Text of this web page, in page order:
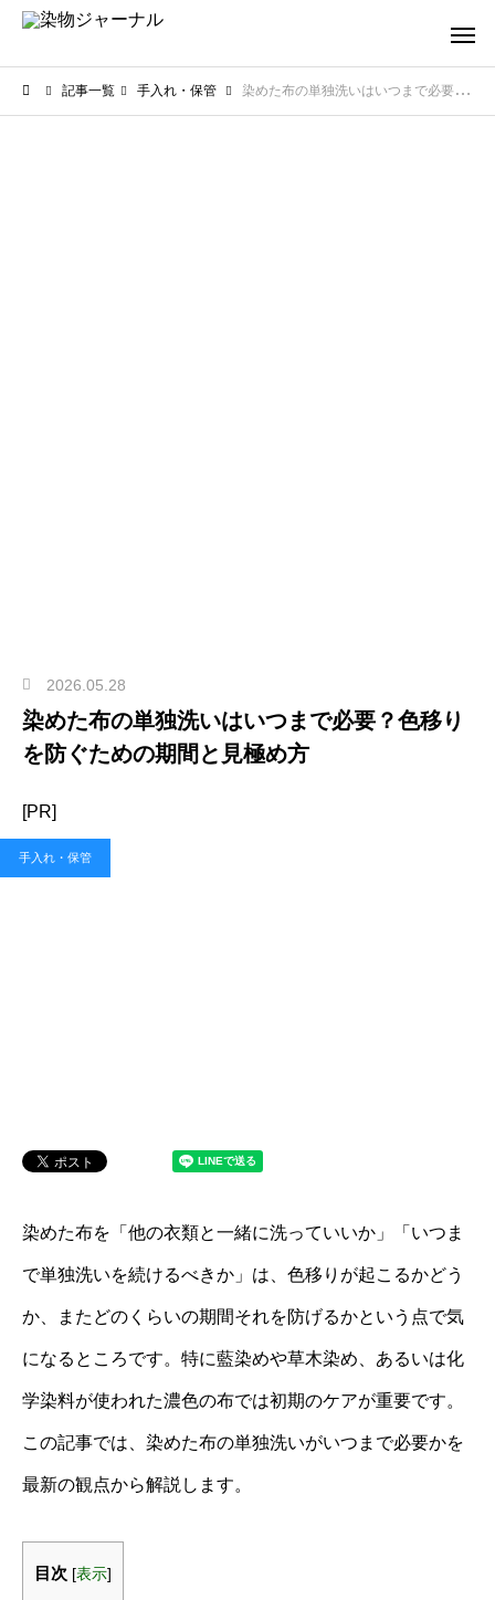
記事一覧 手入れ・保管 染めた布の単独洗いはいつまで必要？色移りを防ぐための期間と見極め方
2026.05.28
染めた布の単独洗いはいつまで必要？色移り
を防ぐための期間と見極め方
[PR]
手入れ・保管
染めた布を「他の衣類と一緒に洗っていいか」「いつま
で単独洗いを続けるべきか」は、色移りが起こるかどう
か、またどのくらいの期間それを防げるかという点で気
になるところです。特に藍染めや草木染め、あるいは化
学染料が使われた濃色の布では初期のケアが重要です。
この記事では、染めた布の単独洗いがいつまで必要かを
最新の観点から解説します。
目次 [表示]